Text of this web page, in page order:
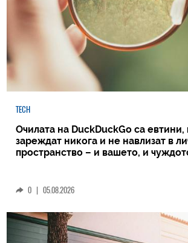
TECH
Очилата на DuckDuckGo са евтини,
зареждат никога и не навлизат в
пространство – и вашето, и
0 | 05.08.2026